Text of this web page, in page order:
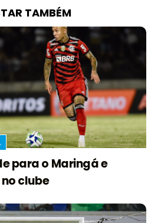
TAMBÉM
para o Maringá e
clube